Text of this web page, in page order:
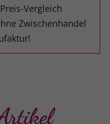
Vergleich
Zwischenhandel